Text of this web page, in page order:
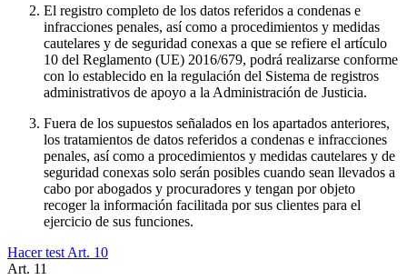
El registro completo de los datos referidos a condenas e
infracciones penales, así como a procedimientos y medidas
cautelares y de seguridad conexas a que se refiere el artículo
10 del Reglamento (UE) 2016/679, podrá realizarse conforme
con lo establecido en la regulación del Sistema de registros
administrativos de apoyo a la Administración de Justicia.
Fuera de los supuestos señalados en los apartados anteriores,
los tratamientos de datos referidos a condenas e infracciones
penales, así como a procedimientos y medidas cautelares y de
seguridad conexas solo serán posibles cuando sean llevados a
cabo por abogados y procuradores y tengan por objeto
recoger la información facilitada por sus clientes para el
ejercicio de sus funciones.
Hacer test Art. 10
Art. 11